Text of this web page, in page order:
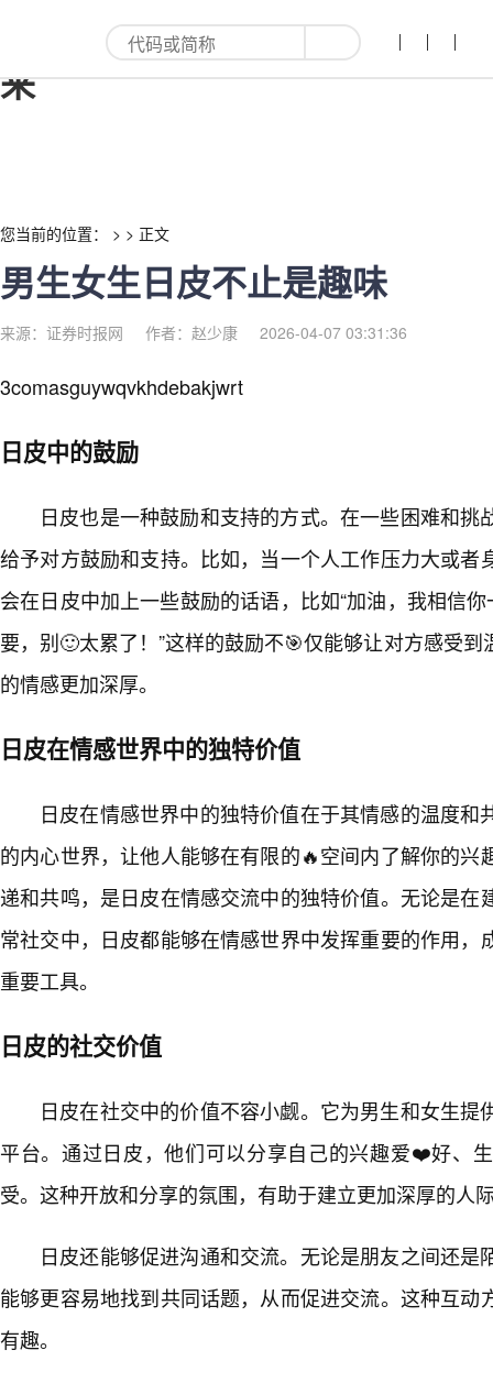
男生女生日皮不止是趣味-红利
来
您当前的位置： > > 正文
男生女生日皮不止是趣味
来源：证券时报网 作者：赵少康 2026-04-07 03:31:36
3comasguywqvkhdebakjwrt
日皮中的鼓励
日皮也是一种鼓励和支持的方式。在一些困难和挑
给予对方鼓励和支持。比如，当一个人工作压力大或者
会在日皮中加上一些鼓励的话语，比如“加油，我相信
要，别🙂太累了！”这样的鼓励不🎯仅能够让对方感受
的情感更加深厚。
日皮在情感世界中的独特价值
日皮在情感世界中的独特价值在于其情感的温度和
的内心世界，让他人能够在有限的🔥空间内了解你的兴
递和共鸣，是日皮在情感交流中的独特价值。无论是在
常社交中，日皮都能够在情感世界中发挥重要的作用，
重要工具。
日皮的社交价值
日皮在社交中的价值不容小觑。它为男生和女生提
平台。通过日皮，他们可以分享自己的兴趣爱❤️好、
受。这种开放和分享的氛围，有助于建立更加深厚的人
日皮还能够促进沟通和交流。无论是朋友之间还是
能够更容易地找到共同话题，从而促进交流。这种互动
有趣。